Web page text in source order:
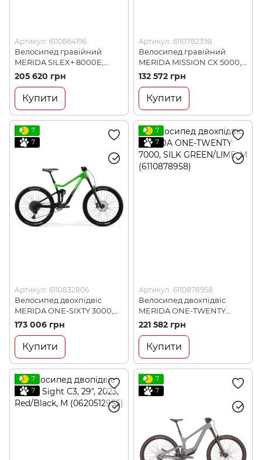
Артикул: 6110864196
Велосипед гравійний
MERIDA SILEX+ 8000E,
MATT ANTHRACITE(GLOSSY
BLACK), XL (6110864196)
205 620 грн
Купити
Артикул: 6110782398
Велосипед гравійний
MERIDA MISSION CX 5000,
SILK SILVER(RED), L
(6110782398)
132 572 грн
Купити
7
7
Артикул: 6110832806
Велосипед двохпідвіс
MERIDA ONE-SIXTY 3000,
FLASHY GREEN/GLOSSY
BLACK, L (6110832806)
173 006 грн
Купити
7
7
Артикул: 6110878958
Велосипед двохпідвіс
MERIDA ONE-TWENTY
7000, SILK GREEN/LIME, M
(6110878958)
221 582 грн
Купити
7
7
7
7